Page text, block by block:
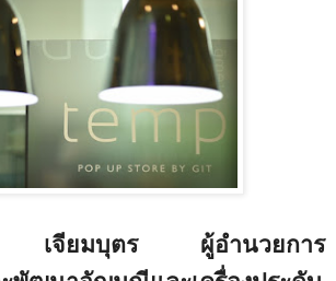
เจียมบุตร ผู้อำนวยการ